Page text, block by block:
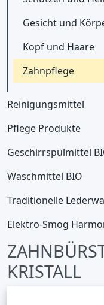
Gesicht und
Kopf und Haare
Zahnpflege
Reinigungsmittel
Pflege Produkte
Geschirrspülmittel
Waschmittel BIO
Traditionelle
Elektro-Smog
KRISTALL